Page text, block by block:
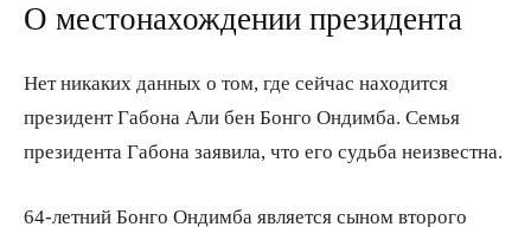
О местонахождении президента
Нет никаких данных о том, где сейчас находится
президент Габона Али бен Бонго Ондимба. Семья
президента Габона заявила, что его судьба неизвестна.
64-летний Бонго Ондимба является сыном второго